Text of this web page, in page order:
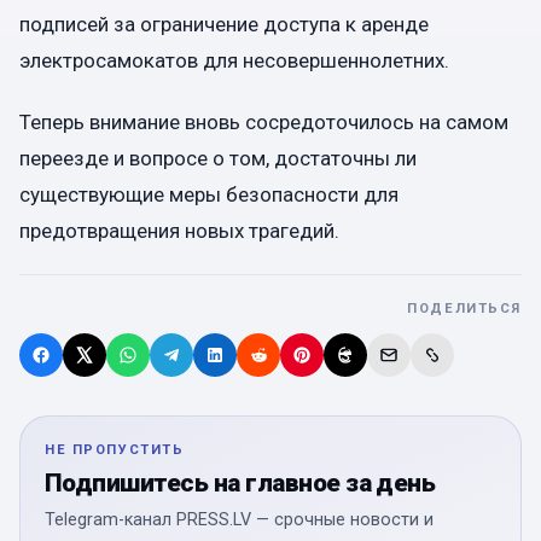
подписей за ограничение доступа к аренде
электросамокатов для несовершеннолетних.
Теперь внимание вновь сосредоточилось на самом
переезде и вопросе о том, достаточны ли
существующие меры безопасности для
предотвращения новых трагедий.
ПОДЕЛИТЬСЯ
НЕ ПРОПУСТИТЬ
Подпишитесь на главное за день
Telegram-канал PRESS.LV — срочные новости и